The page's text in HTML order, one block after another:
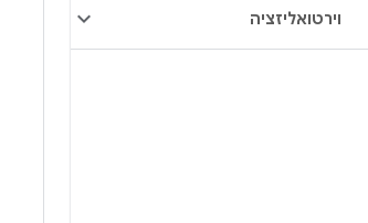
וירטואליזציה